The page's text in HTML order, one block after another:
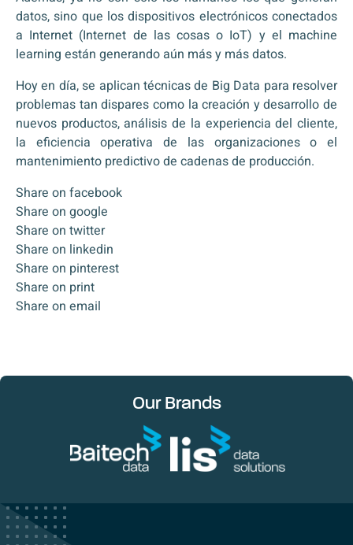
datos, sino que los dispositivos electrónicos conectados
a Internet (Internet de las cosas o IoT) y el machine
learning están generando aún más y más datos.
Hoy en día, se aplican técnicas de Big Data para resolver
problemas tan dispares como la creación y desarrollo de
nuevos productos, análisis de la experiencia del cliente,
la eficiencia operativa de las organizaciones o el
mantenimiento predictivo de cadenas de producción.
Share on facebook
Share on google
Share on twitter
Share on linkedin
Share on pinterest
Share on print
Share on email
Our Brands